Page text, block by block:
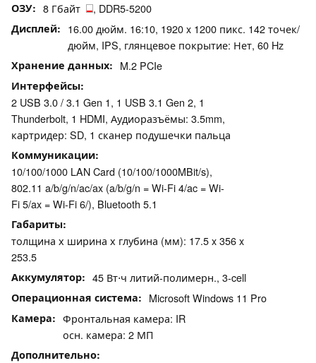
ОЗУ 8 Гбайт , DDR5-5200
Дисплей
16.00 дюйм. 16:10, 1920 x 1200 пикс. 142 точек/
дюйм, IPS, глянцевое покрытие: Нет, 60 Hz
Хранение данных M.2 PCIe
Интерфейсы
2 USB 3.0 / 3.1 Gen 1, 1 USB 3.1 Gen 2, 1
Thunderbolt, 1 HDMI, Аудиоразъёмы: 3.5mm,
картридер: SD, 1 сканер подушечки пальца
Коммуникации
10/100/1000 LAN Card (10/100/1000MBit/s),
802.11 a/b/g/n/ac/ax (a/b/g/n = Wi-Fi 4/ac = Wi-
Fi 5/ax = Wi-Fi 6/), Bluetooth 5.1
Габариты
толщина х ширина х глубина (мм): 17.5 x 356 x
253.5
Аккумулятор 45 Вт⋅ч литий-полимерн., 3-cell
Операционная система Microsoft Windows 11 Pro
Камера
Фронтальная камера: IR
осн. камера: 2 МП
Дополнительно